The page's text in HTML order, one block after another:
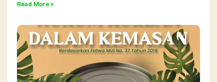
Read More »